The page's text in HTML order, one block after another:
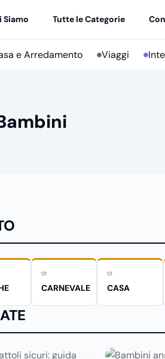
Siamo Tutte le Categorie
e Arredamento Viaggi
01
CARNEVALE
01
CASA